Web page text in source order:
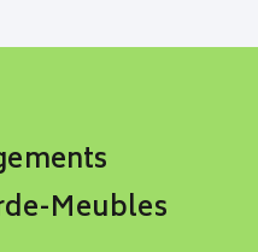
Meubles